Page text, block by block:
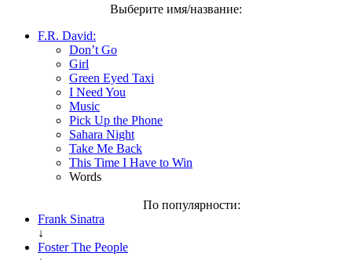
Выберите имя/название:
F.R. David:
Don’t Go
Girl
Green Eyed Taxi
I Need You
Music
Pick Up the Phone
Sahara Night
Take Me Back
This Time I Have to Win
Words
По популярности:
Frank Sinatra
↓
Foster The People